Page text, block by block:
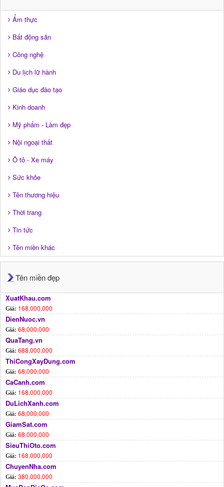
Ẩm thực
Bất động sản
Công nghệ
Du lịch lữ hành
Giáo dục đào tạo
Kinh doanh
Mỹ phẩm - Làm đẹp
Nội ngoại thất
Ô tô - Xe máy
Sức khỏe
Tên thương hiệu
Thời trang
Tin tức
Tên miền khác
Tên miền đẹp
XuatKhau.com
Giá: 168,000,000
DienNuoc.vn
Giá: 68,000,000
QuaTang.vn
Giá: 688,000,000
ThiCongXayDung.com
Giá: 68,000,000
CaCanh.com
Giá: 168,000,000
DuLichXanh.com
Giá: 68,000,000
GiamSat.com
Giá: 68,000,000
SieuThiOto.com
Giá: 168,000,000
ChuyenNha.com
Giá: 380,000,000